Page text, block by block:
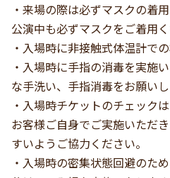
・来場の際は必ずマスクの着
公演中も必ずマスクをご着用く
・入場時に非接触式体温計で
・入場時に手指の消毒を実施
な手洗い、手指消毒をお願いし
・入場時チケットのチェック
お客様ご自身でご実施いただ
すいようご協力ください。
・入場時の密集状態回避のた